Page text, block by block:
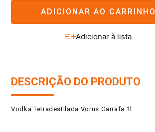
ADICIONAR AO CARRINHO
DESCRIÇÃO DO PRODUTO
Vodka Tetradestilada Vorus Garrafa 1l